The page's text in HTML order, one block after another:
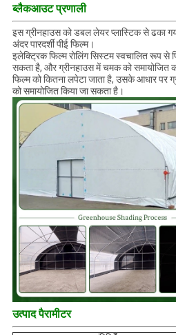
ब्लैकआउट प्रणाली
इस ग्रीनहाउस को डबल लेयर प्लास्टिक से ढका
अंदर पारदर्शी पीई फिल्म।
इलेक्ट्रिक फिल्म रोलिंग सिस्टम स्वचालित रूप
सकता है, और ग्रीनहाउस में चमक को समायोजित
फिल्म को कितना लपेटा जाता है, उसके आधार पर
को समायोजित किया जा सकता है।
उत्पाद पैरामीटर